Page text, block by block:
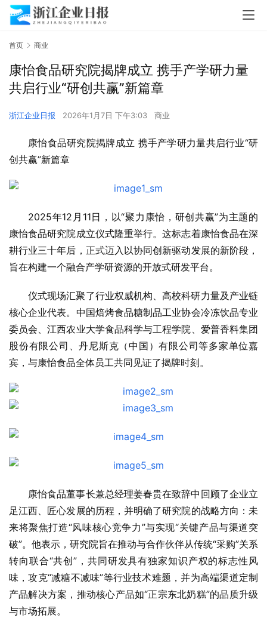
首页 商业
康怡食品研究院揭牌成立 携手产学研力量
共启行业“研创共赢”新篇章
浙江企业日报 2026年1月7日 下午3:03 商业
康怡食品研究院揭牌成立 携手产学研力量共启行业“研
创共赢”新篇章
2025年12月11日，以“聚力康怡，研创共赢”为主题的
康怡食品研究院成立仪式隆重举行。这标志着康怡食品在深
耕行业三十年后，正式迈入以协同创新驱动发展的新阶段，
旨在构建一个融合产学研资源的开放式研发平台。
仪式现场汇聚了行业权威机构、高校科研力量及产业链
核心企业代表。中国焙烤食品糖制品工业协会冷冻饮品专业
委员会、江西农业大学食品科学与工程学院、爱普香料集团
股份有限公司、丹尼斯克（中国）有限公司等多家单位嘉
宾，与康怡食品全体员工共同见证了揭牌时刻。
康怡食品董事长兼总经理姜春贵在致辞中回顾了企业立
足江西、匠心发展的历程，并明确了研究院的战略方向：未
来将聚焦打造“风味核心竞争力”与实现“关键产品与渠道突
破”。他表示，研究院旨在推动与合作伙伴从传统“采购”关系
转向联合“共创”，共同研发具有独家知识产权的标志性风
味，攻克“减糖不减味”等行业技术难题，并为高端渠道定制
产品解决方案，推动核心产品如“正宗东北奶糕”的品质升级
与市场拓展。